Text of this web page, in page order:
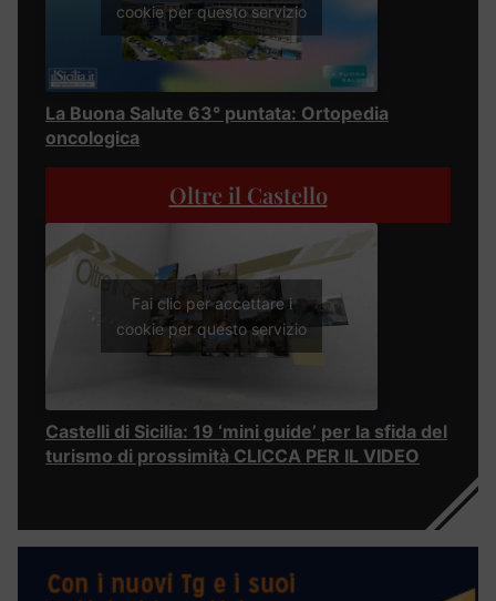
cookie per questo servizio
La Buona Salute 63° puntata: Ortopedia
oncologica
Oltre il Castello
Fai clic per accettare i
cookie per questo servizio
Castelli di Sicilia: 19 ‘mini guide’ per la sfida del
turismo di prossimità CLICCA PER IL VIDEO